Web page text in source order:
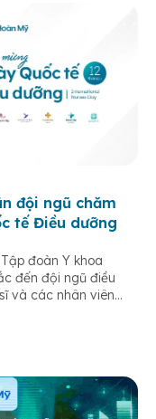
đội ngũ chăm
tế Điều dưỡng
đoàn Y khoa
đến đội ngũ điều
và các nhân viên